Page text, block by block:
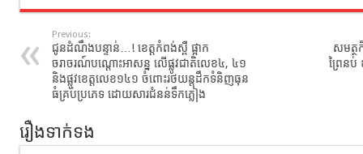
Previous:
ជូនដំណឹងបន្ទាន់…! ខេត្តកំពង់ស្ពឺ ផ្អាក
ចរាចរណ៍បណ្តោះអាសន្ន លើផ្លូវជាតិលេខ៤, ៤១
និងផ្លូវខេត្តលេខ១៤១ ចំពោះរថយន្តដឹកទំនិញធុន
ធំគ្រប់ប្រភេទ ដោយសារជំនន់ទឹកភ្លៀង
សមត្ថ
ព្រៃន
រឿងទាក់ទង